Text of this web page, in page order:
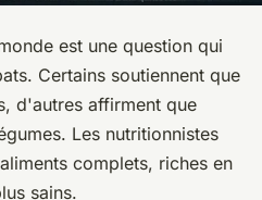
est une question qui
Certains soutiennent que
d'autres affirment que
Les nutritionnistes
complets, riches en
sains.